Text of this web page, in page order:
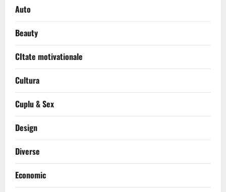
Auto
Beauty
CItate motivationale
Cultura
Cuplu & Sex
Design
Diverse
Economic